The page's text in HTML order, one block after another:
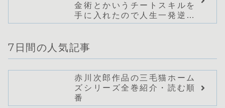
金術とかいうチートスキルを
手に入れたので人生一発逆転
を目指します～ (Mノベルス)/
らすじ・感想
7日間の人気記事
赤川次郎作品の三毛猫ホーム
ズシリーズ全巻紹介・読む順
番